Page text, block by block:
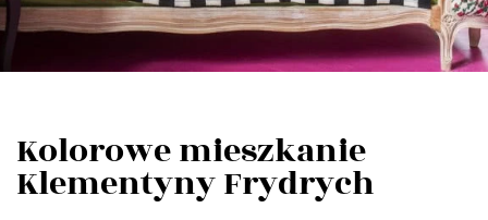
Kolorowe mieszkanie
Klementyny Frydrych